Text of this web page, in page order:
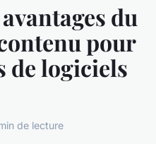
du
pour
de logiciels
de lecture